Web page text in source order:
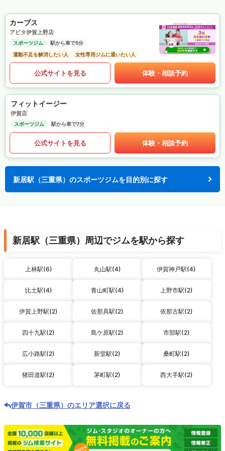
カーブス
アピタ伊賀上野店
スポーツジム
駅から車で5分
運動不足を解消したい人
女性専用ジムに通いたい人
公式サイトを見る 体験・相談予約
フィットイージー
伊賀店
スポーツジム 駅から車で7分
公式サイトを見る 体験・相談予約
新居駅（三重県）のスポーツジムを目的別に探す
新居駅（三重県）周辺でジムを駅から探す
上林駅(6) 丸山駅(4) 伊賀神戸駅(4)
比土駅(4) 青山町駅(4) 上野市駅(2)
伊賀上野駅(2) 佐那具駅(2) 依那古駅(2)
四十九駅(2) 島ケ原駅(2) 市部駅(2)
広小路駅(2) 新堂駅(2) 桑町駅(2)
猪田道駅(2) 茅町駅(2) 西大手駅(2)
伊賀市（三重県）のエリア選択に戻る